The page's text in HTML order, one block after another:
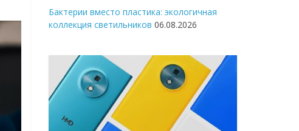
Бактерии вместо пластика: экологичная
коллекция светильников 06.08.2026